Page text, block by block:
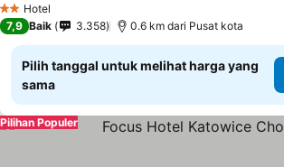
2 Bintang
Hotel
7,9 Baik 3.358 0.6 km dari Pusat kota
Pilih tanggal untuk melihat harga yang
sama
Pilihan Populer